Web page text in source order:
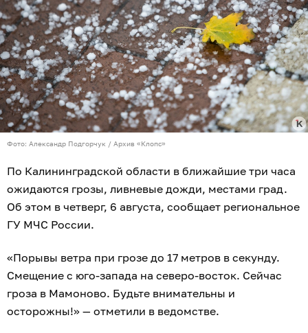
Фото: Александр Подгорчук / Архив «Клопс»
По Калининградской области в ближайшие три часа
ожидаются грозы, ливневые дожди, местами град.
Об этом в четверг, 6 августа, сообщает региональное
ГУ МЧС России.
«Порывы ветра при грозе до 17 метров в секунду.
Смещение с юго-запада на северо-восток. Сейчас
гроза в Мамоново. Будьте внимательны и
осторожны!» — отметили в ведомстве.